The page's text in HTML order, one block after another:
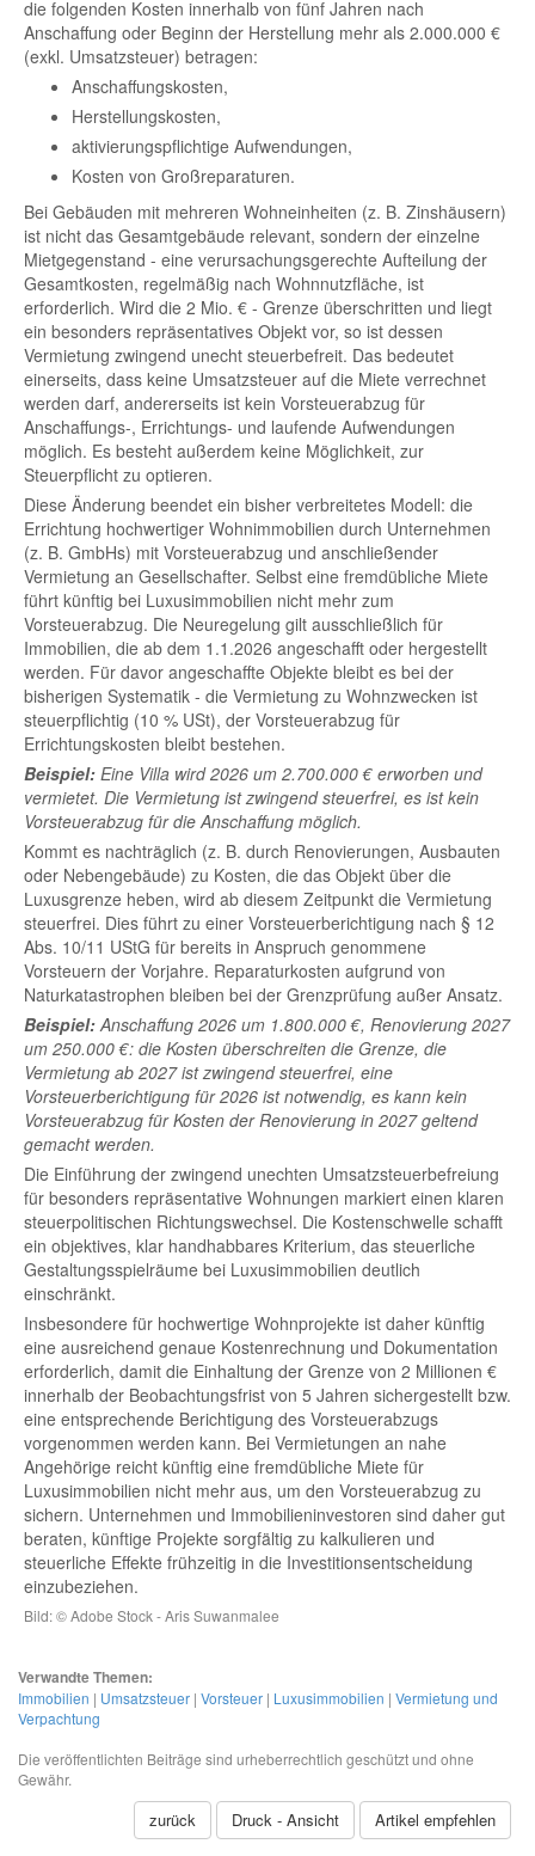
die folgenden Kosten innerhalb von fünf Jahren nach
Anschaffung oder Beginn der Herstellung mehr als 2.000.000 €
(exkl. Umsatzsteuer) betragen:
Anschaffungskosten,
Herstellungskosten,
aktivierungspflichtige Aufwendungen,
Kosten von Großreparaturen.
Bei Gebäuden mit mehreren Wohneinheiten (z. B. Zinshäusern)
ist nicht das Gesamtgebäude relevant, sondern der einzelne
Mietgegenstand - eine verursachungsgerechte Aufteilung der
Gesamtkosten, regelmäßig nach Wohnnutzfläche, ist
erforderlich. Wird die 2 Mio. € - Grenze überschritten und liegt
ein besonders repräsentatives Objekt vor, so ist dessen
Vermietung zwingend unecht steuerbefreit. Das bedeutet
einerseits, dass keine Umsatzsteuer auf die Miete verrechnet
werden darf, andererseits ist kein Vorsteuerabzug für
Anschaffungs-, Errichtungs- und laufende Aufwendungen
möglich. Es besteht außerdem keine Möglichkeit, zur
Steuerpflicht zu optieren.
Diese Änderung beendet ein bisher verbreitetes Modell: die
Errichtung hochwertiger Wohnimmobilien durch Unternehmen
(z. B. GmbHs) mit Vorsteuerabzug und anschließender
Vermietung an Gesellschafter. Selbst eine fremdübliche Miete
führt künftig bei Luxusimmobilien nicht mehr zum
Vorsteuerabzug. Die Neuregelung gilt ausschließlich für
Immobilien, die ab dem 1.1.2026 angeschafft oder hergestellt
werden. Für davor angeschaffte Objekte bleibt es bei der
bisherigen Systematik - die Vermietung zu Wohnzwecken ist
steuerpflichtig (10 % USt), der Vorsteuerabzug für
Errichtungskosten bleibt bestehen.
Beispiel: Eine Villa wird 2026 um 2.700.000 € erworben und
vermietet. Die Vermietung ist zwingend steuerfrei, es ist kein
Vorsteuerabzug für die Anschaffung möglich.
Kommt es nachträglich (z. B. durch Renovierungen, Ausbauten
oder Nebengebäude) zu Kosten, die das Objekt über die
Luxusgrenze heben, wird ab diesem Zeitpunkt die Vermietung
steuerfrei. Dies führt zu einer Vorsteuerberichtigung nach § 12
Abs. 10/11 UStG für bereits in Anspruch genommene
Vorsteuern der Vorjahre. Reparaturkosten aufgrund von
Naturkatastrophen bleiben bei der Grenzprüfung außer Ansatz.
Beispiel:Anschaffung 2026 um 1.800.000 €, Renovierung 2027
um 250.000 €: die Kosten überschreiten die Grenze, die
Vermietung ab 2027 ist zwingend steuerfrei, eine
Vorsteuerberichtigung für 2026 ist notwendig, es kann kein
Vorsteuerabzug für Kosten der Renovierung in 2027 geltend
gemacht werden.
Die Einführung der zwingend unechten Umsatzsteuerbefreiung
für besonders repräsentative Wohnungen markiert einen klaren
steuerpolitischen Richtungswechsel. Die Kostenschwelle schafft
ein objektives, klar handhabbares Kriterium, das steuerliche
Gestaltungsspielräume bei Luxusimmobilien deutlich
einschränkt.
Insbesondere für hochwertige Wohnprojekte ist daher künftig
eine ausreichend genaue Kostenrechnung und Dokumentation
erforderlich, damit die Einhaltung der Grenze von 2 Millionen €
innerhalb der Beobachtungsfrist von 5 Jahren sichergestellt bzw.
eine entsprechende Berichtigung des Vorsteuerabzugs
vorgenommen werden kann. Bei Vermietungen an nahe
Angehörige reicht künftig eine fremdübliche Miete für
Luxusimmobilien nicht mehr aus, um den Vorsteuerabzug zu
sichern. Unternehmen und Immobilieninvestoren sind daher gut
beraten, künftige Projekte sorgfältig zu kalkulieren und
steuerliche Effekte frühzeitig in die Investitionsentscheidung
einzubeziehen.
Bild: © Adobe Stock - Aris Suwanmalee
Verwandte Themen:
Immobilien | Umsatzsteuer | Vorsteuer | Luxusimmobilien | Vermietung und
Verpachtung
Die veröffentlichten Beiträge sind urheberrechtlich geschützt und ohne
Gewähr.
zurück Druck - Ansicht Artikel empfehlen